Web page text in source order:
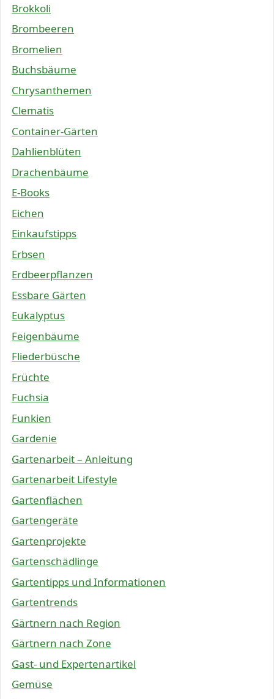
Brokkoli
Brombeeren
Bromelien
Buchsbäume
Chrysanthemen
Clematis
Container-Gärten
Dahlienblüten
Drachenbäume
E-Books
Eichen
Einkaufstipps
Erbsen
Erdbeerpflanzen
Essbare Gärten
Eukalyptus
Feigenbäume
Fliederbüsche
Früchte
Fuchsia
Funkien
Gardenie
Gartenarbeit – Anleitung
Gartenarbeit Lifestyle
Gartenflächen
Gartengeräte
Gartenprojekte
Gartenschädlinge
Gartentipps und Informationen
Gartentrends
Gärtnern nach Region
Gärtnern nach Zone
Gast- und Expertenartikel
Gemüse